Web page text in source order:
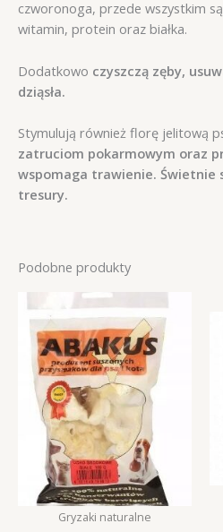
czworonoga, przede wszystkim
witamin, protein oraz białka.
Dodatkowo czyszczą zęby,
dziąsła.
Stymulują również florę jelitową
zatruciom pokarmowym oraz
wspomaga trawienie. Świetnie
tresury.
Podobne produkty
Gryzaki naturalne